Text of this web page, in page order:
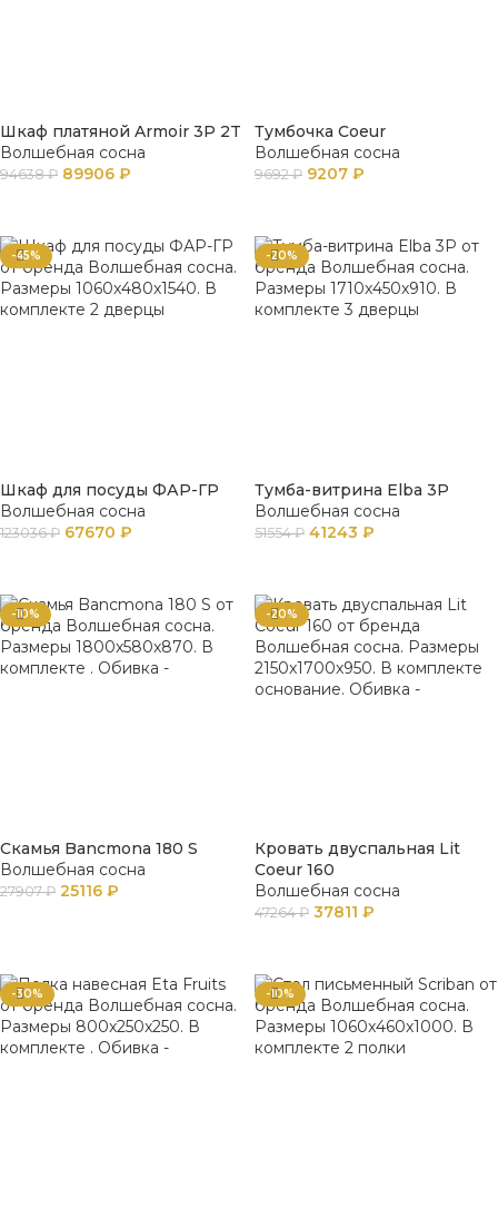
Шкаф платяной Armoir 3P 2T
Волшебная сосна
94638₽ 89906 ₽
Тумбочка Сoeur
Волшебная сосна
9692₽ 9207 ₽
-45%
Шкаф для посуды ФАР-ГР
Волшебная сосна
123036₽ 67670 ₽
-20%
Тумба-витрина Elba 3P
Волшебная сосна
51554₽ 41243 ₽
-10%
Скамья Bancmona 180 S
Волшебная сосна
27907₽ 25116 ₽
-20%
Кровать двуспальная Lit
Coeur 160
Волшебная сосна
47264₽ 37811 ₽
-30% -10%